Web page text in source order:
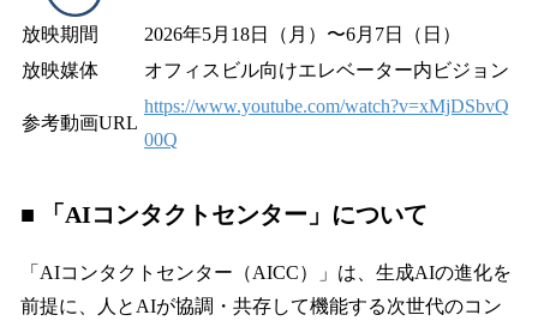
放映期間
2026年5月18日（月）〜6月7日（日）
放映媒体
オフィスビル向けエレベーター内ビジョン
参考動画URL
https://www.youtube.com/watch?v=xMjDSbvQ
00Q
■ 「AIコンタクトセンター」について
「AIコンタクトセンター（AICC）」は、生成AIの進化を
前提に、人とAIが協調・共存して機能する次世代のコン